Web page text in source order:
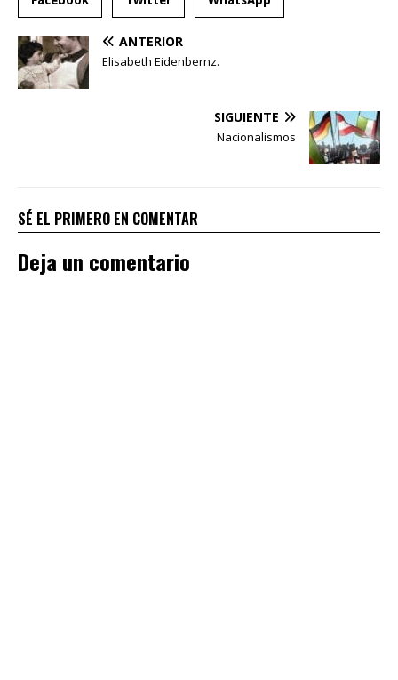
ANTERIOR
Elisabeth Eidenbernz.
SIGUIENTE
Nacionalismos
SÉ EL PRIMERO EN COMENTAR
Deja un comentario